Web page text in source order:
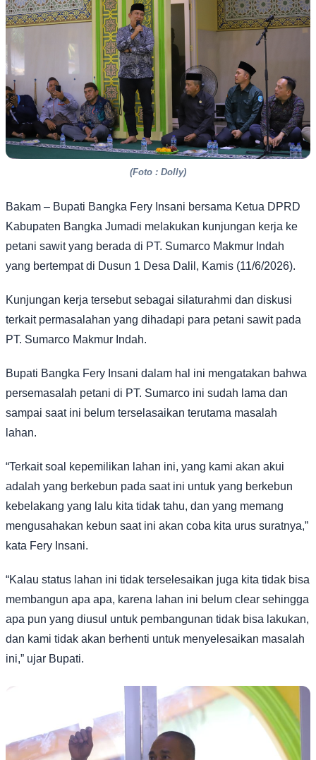
(Foto : Dolly)
Bakam – Bupati Bangka Fery Insani bersama Ketua DPRD
Kabupaten Bangka Jumadi melakukan kunjungan kerja ke
petani sawit yang berada di PT. Sumarco Makmur Indah
yang bertempat di Dusun 1 Desa Dalil, Kamis (11/6/2026).
Kunjungan kerja tersebut sebagai silaturahmi dan diskusi
terkait permasalahan yang dihadapi para petani sawit pada
PT. Sumarco Makmur Indah.
Bupati Bangka Fery Insani dalam hal ini mengatakan bahwa
persemasalah petani di PT. Sumarco ini sudah lama dan
sampai saat ini belum terselasaikan terutama masalah
lahan.
“Terkait soal kepemilikan lahan ini, yang kami akan akui
adalah yang berkebun pada saat ini untuk yang berkebun
kebelakang yang lalu kita tidak tahu, dan yang memang
mengusahakan kebun saat ini akan coba kita urus suratnya,”
kata Fery Insani.
“Kalau status lahan ini tidak terselesaikan juga kita tidak bisa
membangun apa apa, karena lahan ini belum clear sehingga
apa pun yang diusul untuk pembangunan tidak bisa lakukan,
dan kami tidak akan berhenti untuk menyelesaikan masalah
ini,” ujar Bupati.